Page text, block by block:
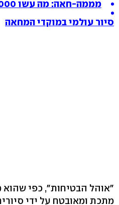
מממה-חאה: מה עשו 5,000 כבשים במדריד?
סיור עולמי במוקדי המחאה
"אוהל הבטיחות", כפי שהוא
מתכת ומאובטח על ידי